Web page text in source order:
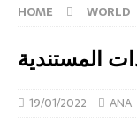
HOME WORLD
المستندية
19/01/2022 ANA